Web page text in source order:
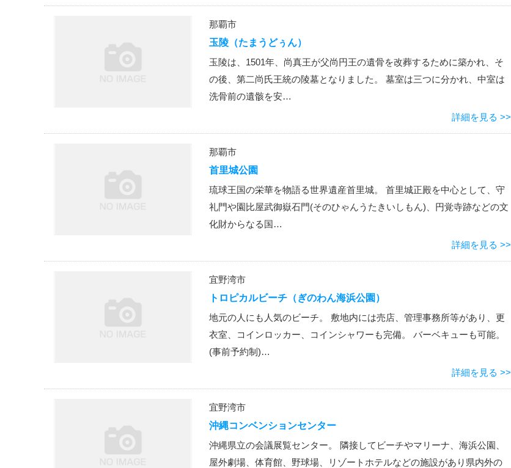
那覇市
玉陵（たまうどぅん）
玉陵は、1501年、尚真王が父尚円王の遺骨を改葬するために築かれ、そ
の後、第二尚氏王統の陵墓となりました。 墓室は三つに分かれ、中室は
洗骨前の遺骸を安…
詳細を見る >>
那覇市
首里城公園
琉球王国の栄華を物語る世界遺産首里城。 首里城正殿を中心として、守
礼門や園比屋武御嶽石門(そのひゃんうたきいしもん)、円覚寺跡などの文
化財からなる国…
詳細を見る >>
宜野湾市
トロピカルビーチ（ぎのわん海浜公園）
地元の人にも人気のビーチ。 敷地内には売店、管理事務所等があり、更
衣室、コインロッカー、コインシャワーも完備。 バーベキューも可能。
(事前予約制)…
詳細を見る >>
宜野湾市
沖縄コンベンションセンター
沖縄県立の会議展覧センター。 隣接してビーチやマリーナ、海浜公園、
屋外劇場、体育館、野球場、リゾートホテルなどの施設があり県内外の